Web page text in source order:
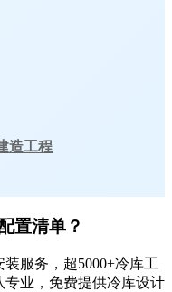
造工程
置清单？
服务，超5000+冷库工
业，免费提供冷库设计